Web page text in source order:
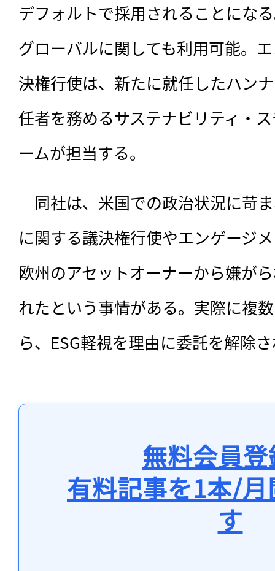
デフォルトで採用されることにな
グローバルに関しても利用可能。
決権行使は、新たに就任したハン
任者を務めるサステナビリティ・
ームが担当する。
同社は、米国での政治状況に苛
に関する議決権行使やエンゲージ
欧州のアセットオーナーから嫌が
れたという事情がある。実際に複
ら、ESG軽視を理由に委託を解除
無料会員
有料記事を1本/
す